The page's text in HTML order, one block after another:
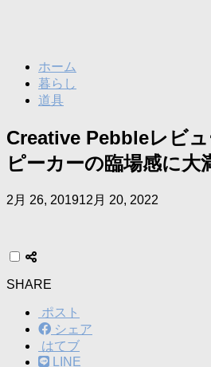
ホーム
暮らし
道具
Creative Pebbleレビュ
ピーカーの臨場感に大
2月 26, 201912月 20, 2022
SHARE
ポスト
シェア
はてブ
LINE